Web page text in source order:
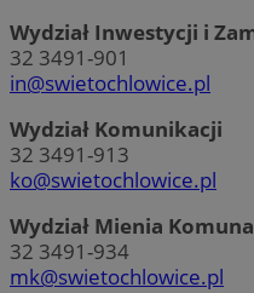
Wydział Inwestycji i
32 3491-901
in@swietochlowice.pl
Wydział Komunikacji
32 3491-913
ko@swietochlowice.pl
Wydział Mienia
32 3491-934
mk@swietochlowice.pl